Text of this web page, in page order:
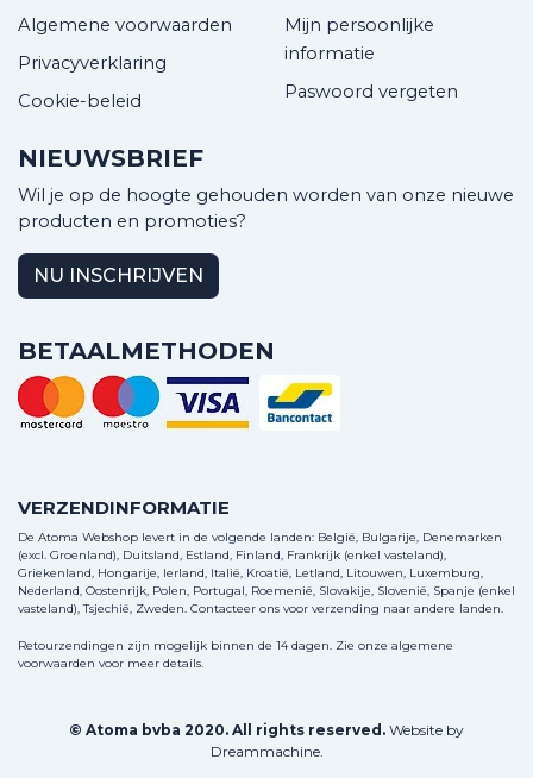
Algemene voorwaarden
Privacyverklaring
Cookie-beleid
Mijn persoonlijke
informatie
Paswoord vergeten
NIEUWSBRIEF
Wil je op de hoogte gehouden worden van onze nieuwe
producten en promoties?
NU INSCHRIJVEN
BETAALMETHODEN
VERZENDINFORMATIE
De Atoma Webshop levert in de volgende landen: België, Bulgarije, Denemarken
(excl. Groenland), Duitsland, Estland, Finland, Frankrijk (enkel vasteland),
Griekenland, Hongarije, Ierland, Italië, Kroatië, Letland, Litouwen, Luxemburg,
Nederland, Oostenrijk, Polen, Portugal, Roemenië, Slovakije, Slovenië, Spanje (enkel
vasteland), Tsjechië, Zweden. Contacteer ons voor verzending naar andere landen.
Retourzendingen zijn mogelijk binnen de 14 dagen. Zie onze algemene
voorwaarden voor meer details.
© Atoma bvba 2020. All rights reserved. Website by
Dreammachine.